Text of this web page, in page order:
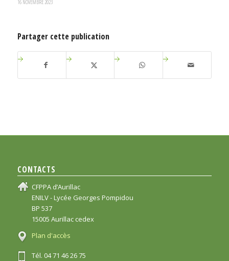
16 NOVEMBRE 2023
Partager cette publication
CONTACTS
CFPPA d’Aurillac
ENILV - Lycée Georges Pompidou
BP 537
15005 Aurillac cedex
Plan d'accès
Tél. 04 71 46 26 75